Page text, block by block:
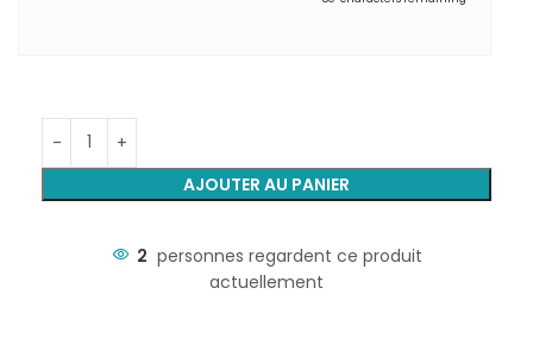
AJOUTER AU PANIER
2 personnes regardent ce produit
actuellement